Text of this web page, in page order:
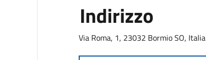
Indirizzo
Via Roma, 1, 23032 Bormio SO, Italia